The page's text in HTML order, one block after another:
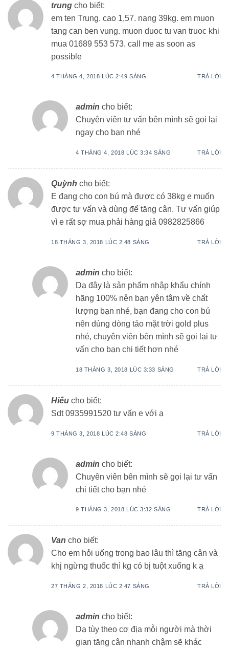
trung cho biết:
em ten Trung. cao 1,57. nang 39kg. em muon
tang can ben vung. muon duoc tu van truoc khi
mua 01689 553 573. call me as soon as
possible
4 THÁNG 4, 2018 LÚC 2:49 SÁNG TRẢ LỜI
admin cho biết:
Chuyên viên tư vấn bên mình sẽ gọi lại
ngay cho bạn nhé
4 THÁNG 4, 2018 LÚC 3:34 SÁNG TRẢ LỜI
Quỳnh cho biết:
E đang cho con bú mà được có 38kg e muốn
được tư vấn và dùng để tăng cân. Tư vấn giúp
vì e rất sợ mua phải hàng giả 0982825866
18 THÁNG 3, 2018 LÚC 2:48 SÁNG TRẢ LỜI
admin cho biết:
Dạ đây là sản phẩm nhập khẩu chính
hãng 100% nên bạn yên tâm về chất
lượng bạn nhé, bạn đang cho con bú
nên dùng dòng tảo mặt trời gold plus
nhé, chuyên viên bên mình sẽ gọi lại tư
vấn cho bạn chi tiết hơn nhé
18 THÁNG 3, 2018 LÚC 3:33 SÁNG TRẢ LỜI
Hiếu cho biết:
Sdt 0935991520 tư vấn e với ạ
9 THÁNG 3, 2018 LÚC 2:48 SÁNG TRẢ LỜI
admin cho biết:
Chuyên viên bên mình sẽ gọi lại tư vấn
chi tiết cho bạn nhé
9 THÁNG 3, 2018 LÚC 3:32 SÁNG TRẢ LỜI
Van cho biết:
Cho em hỏi uống trong bao lâu thì tăng cân và
khj ngừng thuốc thì kg có bị tuột xuống k ạ
27 THÁNG 2, 2018 LÚC 2:47 SÁNG TRẢ LỜI
admin cho biết:
Dạ tùy theo cơ địa mỗi người mà thời
gian tăng cân nhanh chậm sẽ khác